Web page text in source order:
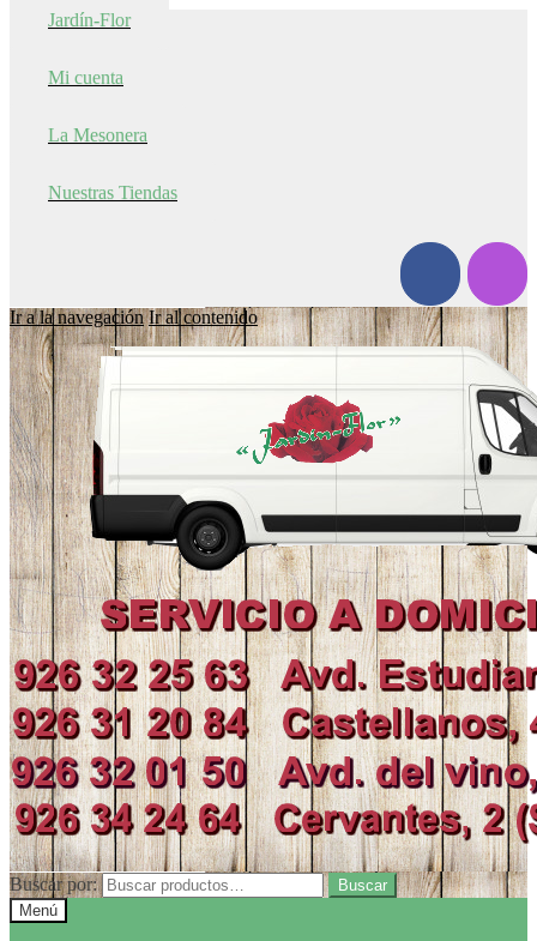
Jardín-Flor
Mi cuenta
La Mesonera
Nuestras Tiendas
Ir a la navegación Ir al contenido
Buscar por:
Buscar
Menú